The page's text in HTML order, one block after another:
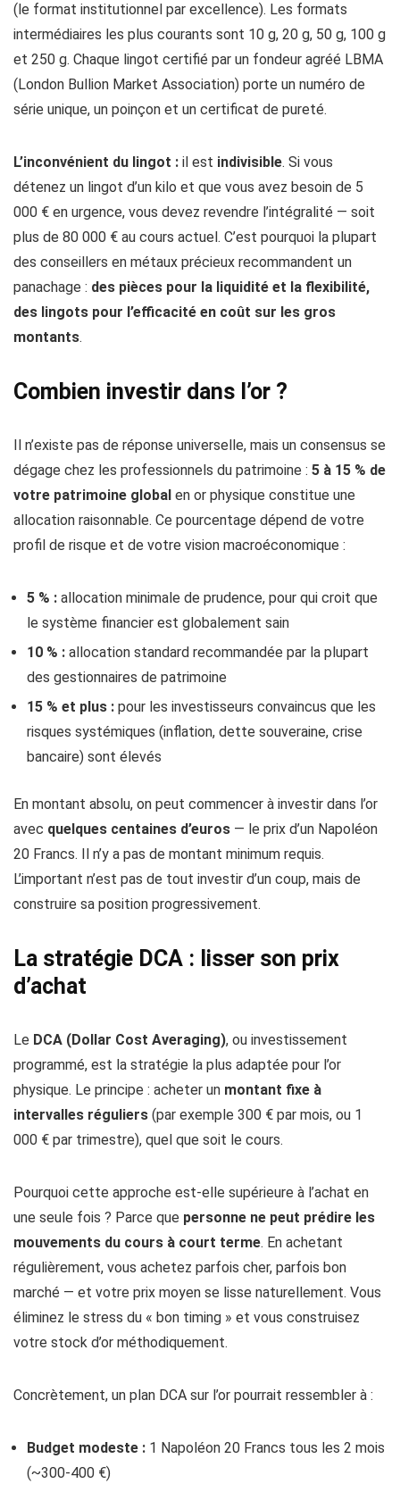
(le format institutionnel par excellence). Les formats
intermédiaires les plus courants sont 10 g, 20 g, 50 g, 100 g
et 250 g. Chaque lingot certifié par un fondeur agréé LBMA
(London Bullion Market Association) porte un numéro de
série unique, un poinçon et un certificat de pureté.
L’inconvénient du lingot : il est indivisible. Si vous
détenez un lingot d’un kilo et que vous avez besoin de 5
000 € en urgence, vous devez revendre l’intégralité — soit
plus de 80 000 € au cours actuel. C’est pourquoi la plupart
des conseillers en métaux précieux recommandent un
panachage : des pièces pour la liquidité et la flexibilité,
des lingots pour l’efficacité en coût sur les gros
montants.
Combien investir dans l’or ?
Il n’existe pas de réponse universelle, mais un consensus se
dégage chez les professionnels du patrimoine : 5 à 15 % de
votre patrimoine global en or physique constitue une
allocation raisonnable. Ce pourcentage dépend de votre
profil de risque et de votre vision macroéconomique :
5 % : allocation minimale de prudence, pour qui croit que
le système financier est globalement sain
10 % : allocation standard recommandée par la plupart
des gestionnaires de patrimoine
15 % et plus : pour les investisseurs convaincus que les
risques systémiques (inflation, dette souveraine, crise
bancaire) sont élevés
En montant absolu, on peut commencer à investir dans l’or
avec quelques centaines d’euros — le prix d’un Napoléon
20 Francs. Il n’y a pas de montant minimum requis.
L’important n’est pas de tout investir d’un coup, mais de
construire sa position progressivement.
La stratégie DCA : lisser son prix
d’achat
Le DCA (Dollar Cost Averaging), ou investissement
programmé, est la stratégie la plus adaptée pour l’or
physique. Le principe : acheter un montant fixe à
intervalles réguliers (par exemple 300 € par mois, ou 1
000 € par trimestre), quel que soit le cours.
Pourquoi cette approche est-elle supérieure à l’achat en
une seule fois ? Parce que personne ne peut prédire les
mouvements du cours à court terme. En achetant
régulièrement, vous achetez parfois cher, parfois bon
marché — et votre prix moyen se lisse naturellement. Vous
éliminez le stress du « bon timing » et vous construisez
votre stock d’or méthodiquement.
Concrètement, un plan DCA sur l’or pourrait ressembler à :
Budget modeste : 1 Napoléon 20 Francs tous les 2 mois
(~300-400 €)